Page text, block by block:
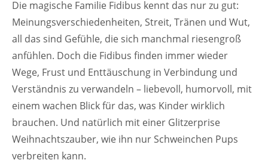
Die magische Familie Fidibus kennt das nur zu gut:
Meinungsverschiedenheiten, Streit, Tränen und Wut,
all das sind Gefühle, die sich manchmal riesengroß
anfühlen. Doch die Fidibus finden immer wieder
Wege, Frust und Enttäuschung in Verbindung und
Verständnis zu verwandeln – liebevoll, humorvoll, mit
einem wachen Blick für das, was Kinder wirklich
brauchen. Und natürlich mit einer Glitzerprise
Weihnachtszauber, wie ihn nur Schweinchen Pups
verbreiten kann.